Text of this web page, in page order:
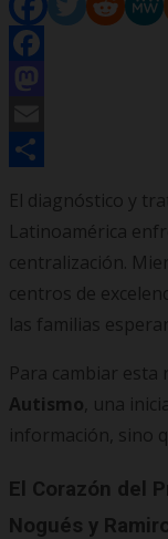
Email
El diagnóstico y
Latinoamérica
centralización.
centros de
las familias
Para cambiar esta
Autismo , una
información, sino
El Corazón del
Nogués y